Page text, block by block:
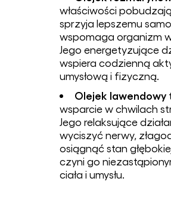
właściwości
sprzyja lepszemu
wspomaga organizm
Jego energetyzujące
wspiera codzienną
umysłową i fizyczną.
Olejek lawendowy
wsparcie w chwilach
Jego relaksujące
wyciszyć nerwy,
osiągnąć stan
czyni go
ciała i umysłu.